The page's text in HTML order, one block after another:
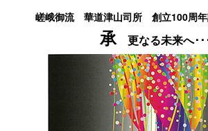
嵯峨御流 華道津山司所 創立100周年
承更なる未来へ･･